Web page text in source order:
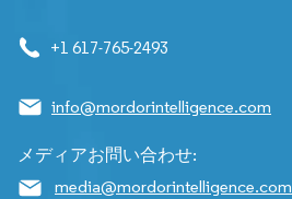
+1 617-765-2493
info@mordorintelligence.com
メディアお問い合わせ:
media@mordorintelligence.com